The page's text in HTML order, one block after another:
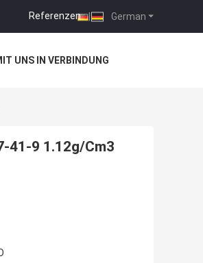
German
Referenzen |
UNS IN VERBINDUNG
41-9 1.12g/Cm3